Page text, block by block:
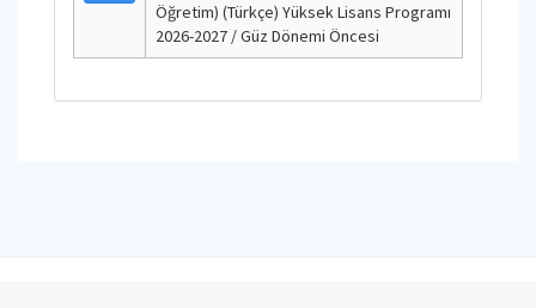
Öğretim) (Türkçe) Yüksek Lisans Programı
2026-2027 / Güz Dönemi Öncesi